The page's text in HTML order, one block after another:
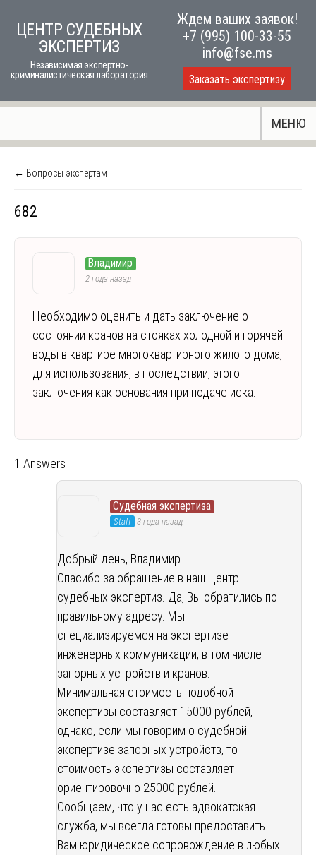
ЦЕНТР СУДЕБНЫХ
ЭКСПЕРТИЗ
Независимая экспертно-
криминалистическая лаборатория
Ждем ваших заявок!
+7 (995) 100-33-55
info@fse.ms
Заказать экспертизу
МЕНЮ
← Вопросы экспертам
682
Владимир
2 года назад
Необходимо оценить и дать заключение о
состоянии кранов на стояках холодной и горячей
воды в квартире многоквартирного жилого дома,
для использования, в последствии, этого
заключения как основания при подаче иска.
1 Answers
Судебная экспертиза
Staff 3 года назад
Добрый день, Владимир.
Спасибо за обращение в наш Центр
судебных экспертиз. Да, Вы обратились по
правильному адресу. Мы
специализируемся на экспертизе
инженерных коммуникации, в том числе
запорных устройств и кранов.
Минимальная стоимость подобной
экспертизы составляет 15000 рублей,
однако, если мы говорим о судебной
экспертизе запорных устройств, то
стоимость экспертизы составляет
ориентировочно 25000 рублей.
Сообщаем, что у нас есть адвокатская
служба, мы всегда готовы предоставить
Вам юридическое сопровождение в любых